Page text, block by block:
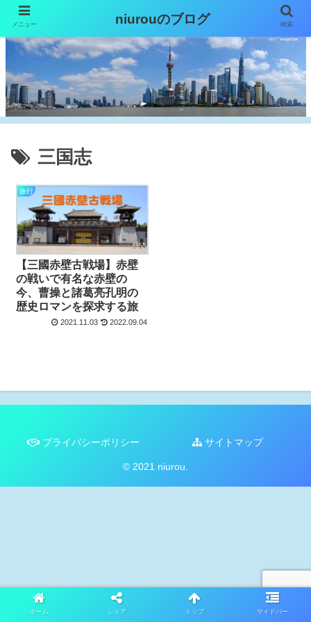
三国志
旅行
【三國赤壁古戦場】赤壁
の戦いで有名な赤壁の
今、曹操と諸葛亮孔明の
歴史ロマンを探求する旅
2021.11.03 2022.09.04
プライバシーポリシー サイトマップ
© 2021 niurou.
メニュー niurouのブログ 検索
ホーム シェア トップ サイドバー